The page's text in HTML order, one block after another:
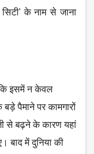
के नाम से जाना
कि इसमें न केवल
बड़े पैमाने पर कामगारों
से बढ़ने के कारण यहां
बाद में दुनिया की